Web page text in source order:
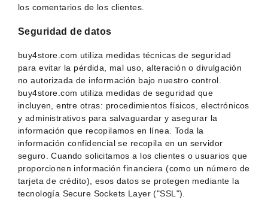
los comentarios de los clientes.
Seguridad de datos
buy4store.com utiliza medidas técnicas de seguridad
para evitar la pérdida, mal uso, alteración o divulgación
no autorizada de información bajo nuestro control.
buy4store.com utiliza medidas de seguridad que
incluyen, entre otras: procedimientos físicos, electrónicos
y administrativos para salvaguardar y asegurar la
información que recopilamos en línea. Toda la
información confidencial se recopila en un servidor
seguro. Cuando solicitamos a los clientes o usuarios que
proporcionen información financiera (como un número de
tarjeta de crédito), esos datos se protegen mediante la
tecnología Secure Sockets Layer ("SSL").